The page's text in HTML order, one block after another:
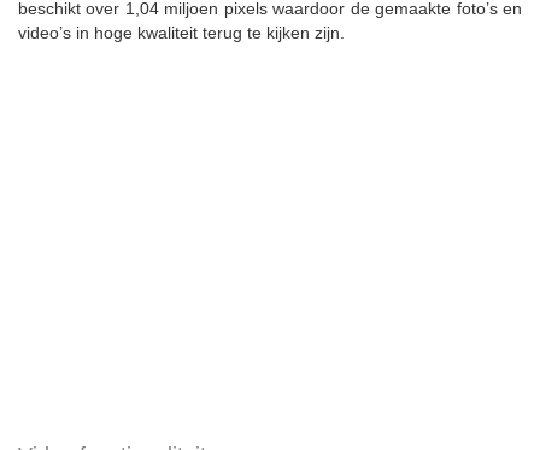
beschikt over 1,04 miljoen pixels waardoor de gemaakte foto’s en
video’s in hoge kwaliteit terug te kijken zijn.